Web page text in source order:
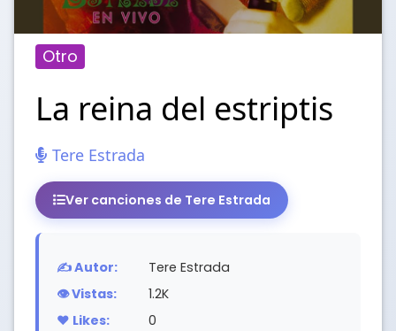
Otro
La reina del estriptis
Tere Estrada
Ver canciones de Tere Estrada
✍️ Autor:
Tere Estrada
👁️ Vistas:
1.2K
❤️ Likes:
0